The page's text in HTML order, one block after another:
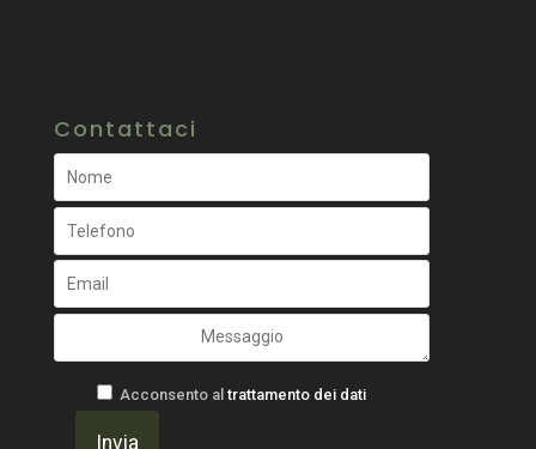
Contattaci
Acconsento al trattamento dei dati